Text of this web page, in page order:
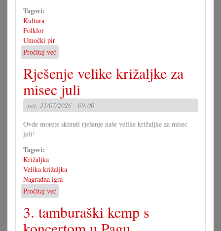
Tagovi:
Kultura
Folklor
Umočki pir
Pročitaj već
Jubilarna
predstava
umočkoga
pira
Rješenje velike križaljke za
misec juli
pet, 31/07/2026 - 09:00
Ovde morete skinuti rješenje naše velike križaljke za misec
juli!
Tagovi:
Križaljka
Velika križaljka
Nagradna igra
Pročitaj već
Rješenje
velike
križaljke
3. tamburaški kemp s